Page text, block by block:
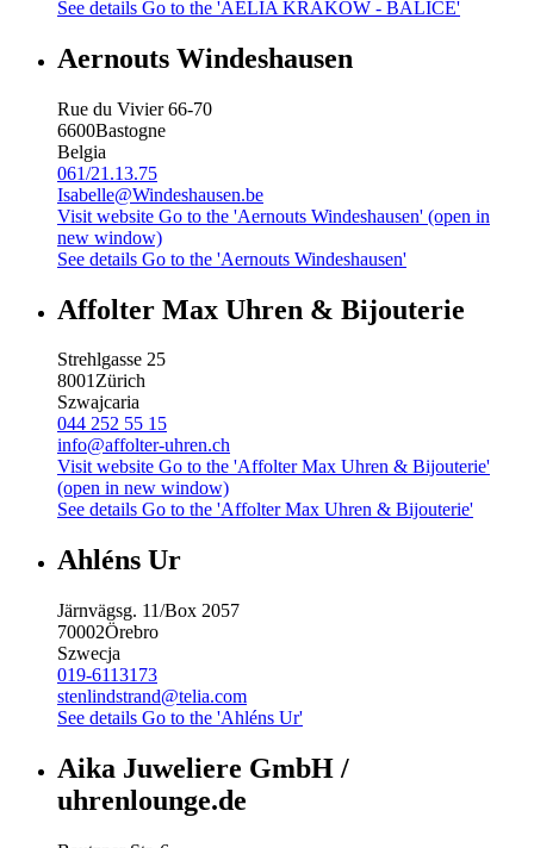
See details Go to the 'AELIA KRAKÓW - BALICE'
Aernouts Windeshausen
Rue du Vivier 66-70
6600Bastogne
Belgia
061/21.13.75
Isabelle@Windeshausen.be
Visit website Go to the 'Aernouts Windeshausen' (open in
new window)
See details Go to the 'Aernouts Windeshausen'
Affolter Max Uhren & Bijouterie
Strehlgasse 25
8001Zürich
Szwajcaria
044 252 55 15
info@affolter-uhren.ch
Visit website Go to the 'Affolter Max Uhren & Bijouterie'
(open in new window)
See details Go to the 'Affolter Max Uhren & Bijouterie'
Ahléns Ur
Järnvägsg. 11/Box 2057
70002Örebro
Szwecja
019-6113173
stenlindstrand@telia.com
See details Go to the 'Ahléns Ur'
Aika Juweliere GmbH /
uhrenlounge.de